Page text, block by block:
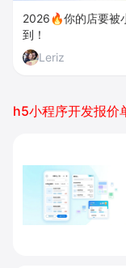
2026🔥你的店要被
到！
Leriz
h5小程序开发报价